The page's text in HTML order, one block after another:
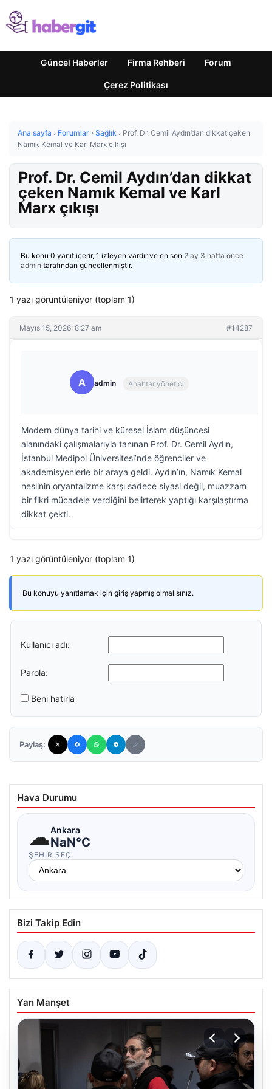
Güncel Haberler Firma Rehberi Forum
Çerez Politikası
Ana sayfa › Forumlar › Sağlık › Prof. Dr. Cemil Aydın’dan dikkat çeken
Namık Kemal ve Karl Marx çıkışı
Prof. Dr. Cemil Aydın’dan dikkat
çeken Namık Kemal ve Karl
Marx çıkışı
Bu konu 0 yanıt içerir, 1 izleyen vardır ve en son 2 ay 3 hafta önce
admin tarafından güncellenmiştir.
1 yazı görüntüleniyor (toplam 1)
Mayıs 15, 2026: 8:27 am #14287
A admin Anahtar yönetici
Modern dünya tarihi ve küresel İslam düşüncesi
alanındaki çalışmalarıyla tanınan Prof. Dr. Cemil Aydın,
İstanbul Medipol Üniversitesi’nde öğrenciler ve
akademisyenlerle bir araya geldi. Aydın’ın, Namık Kemal
neslinin oryantalizme karşı sadece siyasi değil, muazzam
bir fikri mücadele verdiğini belirterek yaptığı karşılaştırma
dikkat çekti.
1 yazı görüntüleniyor (toplam 1)
Bu konuyu yanıtlamak için giriş yapmış olmalısınız.
Kullanıcı adı:
Parola:
Beni hatırla
Paylaş:
Hava Durumu
☁Ankara
NaN°C
ŞEHIR SEÇ
Bizi Takip Edin
Yan Manşet